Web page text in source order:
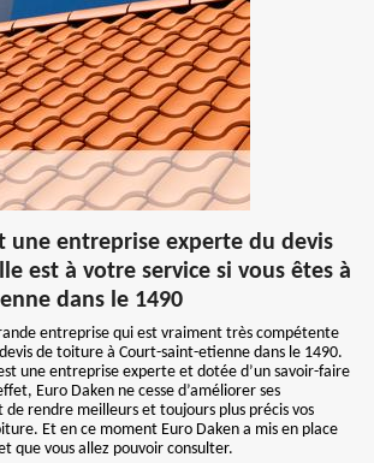
une entreprise experte du devis
est à votre service si vous êtes à
dans le 1490
entreprise qui est vraiment très compétente
de toiture à Court-saint-etienne dans le 1490.
une entreprise experte et dotée d’un savoir-faire
Euro Daken ne cesse d’améliorer ses
de rendre meilleurs et toujours plus précis vos
Et en ce moment Euro Daken a mis en place
que vous allez pouvoir consulter.